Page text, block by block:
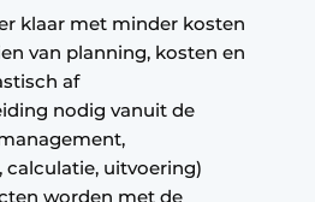
klaar met minder kosten
van planning, kosten en
af
nodig vanuit de
uitvoering)
worden met de